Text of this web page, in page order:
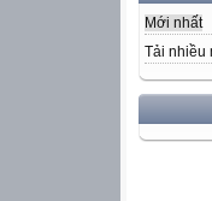
Mới nhất
Tải nhiều